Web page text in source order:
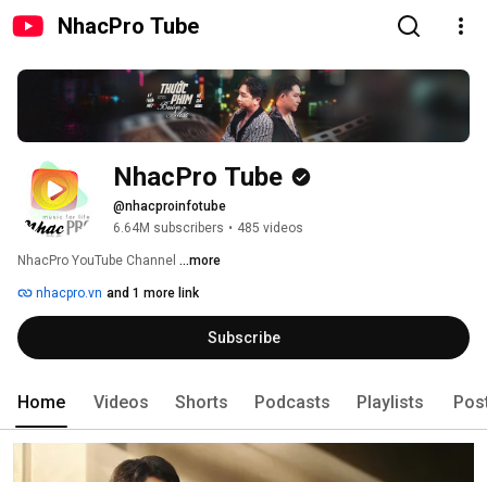
NhacPro Tube
NhacPro Tube
@nhacproinfotube
6.64M subscribers • 485 videos
NhacPro YouTube Channel ...more
nhacpro.vn and 1 more link
Subscribe
Home Videos Shorts Podcasts Playlists